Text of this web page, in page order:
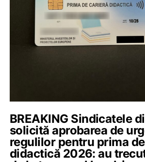
BREAKING Sindicatele
solicită aprobarea de
regulilor pentru prima
didactică 2026: au